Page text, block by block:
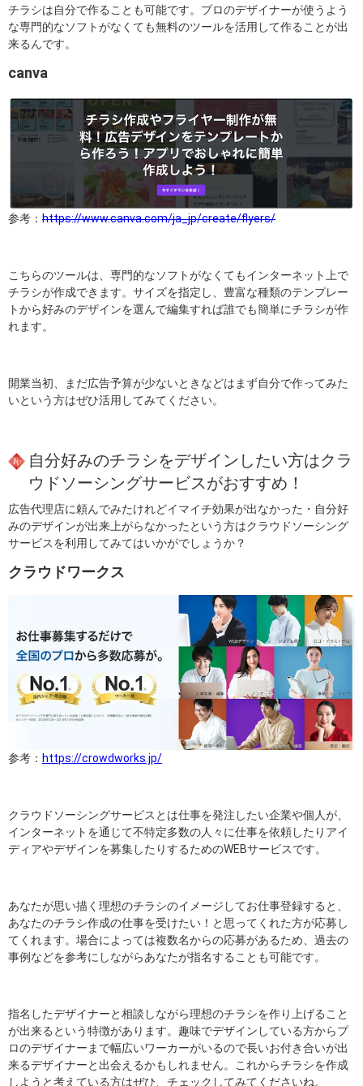
チラシは自分で作ることも可能です。プロのデザイナーが使うよう
な専門的なソフトがなくても無料のツールを活用して作ることが出
来るんです。
canva
参考： https://www.canva.com/ja_jp/create/flyers/
こちらのツールは、専門的なソフトがなくてもインターネット上で
チラシが作成できます。サイズを指定し、豊富な種類のテンプレー
トから好みのデザインを選んで編集すれば誰でも簡単にチラシが作
れます。
開業当初、まだ広告予算が少ないときなどはまず自分で作ってみた
いという方はぜひ活用してみてください。
自分好みのチラシをデザインしたい方はクラ
ウドソーシングサービスがおすすめ！
広告代理店に頼んでみたけれどイマイチ効果が出なかった・自分好
みのデザインが出来上がらなかったという方はクラウドソーシング
サービスを利用してみてはいかがでしょうか？
クラウドワークス
参考： https://crowdworks.jp/
クラウドソーシングサービスとは仕事を発注したい企業や個人が、
インターネットを通じて不特定多数の人々に仕事を依頼したりアイ
ディアやデザインを募集したりするためのWEBサービスです。
あなたが思い描く理想のチラシのイメージしてお仕事登録すると、
あなたのチラシ作成の仕事を受けたい！と思ってくれた方が応募し
てくれます。場合によっては複数名からの応募があるため、過去の
事例などを参考にしながらあなたが指名することも可能です。
指名したデザイナーと相談しながら理想のチラシを作り上げること
が出来るという特徴があります。趣味でデザインしている方からプ
ロのデザイナーまで幅広いワーカーがいるので長いお付き合いが出
来るデザイナーと出会えるかもしれません。これからチラシを作成
しようと考えている方はぜひ、チェックしてみてくださいね。